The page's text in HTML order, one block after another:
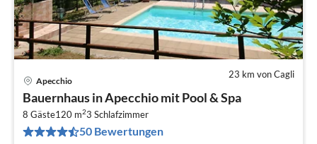
23 km von Cagli
Apecchio
Bauernhaus in Apecchio mit Pool & Spa
8 Gäste120 m23 Schlafzimmer
50 Bewertungen